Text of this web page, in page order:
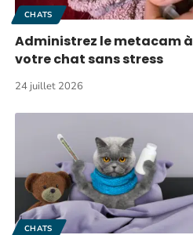
CHATS
Administrez le metacam à
votre chat sans stress
24 juillet 2026
CHATS